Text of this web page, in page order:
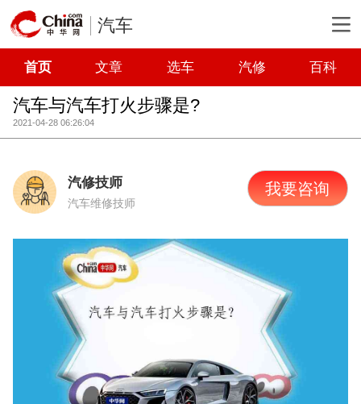
汽车
首页 文章 选车 汽修 百科
汽车与汽车打火步骤是?
2021-04-28 06:26:04
汽修技师
汽车维修技师
我要咨询